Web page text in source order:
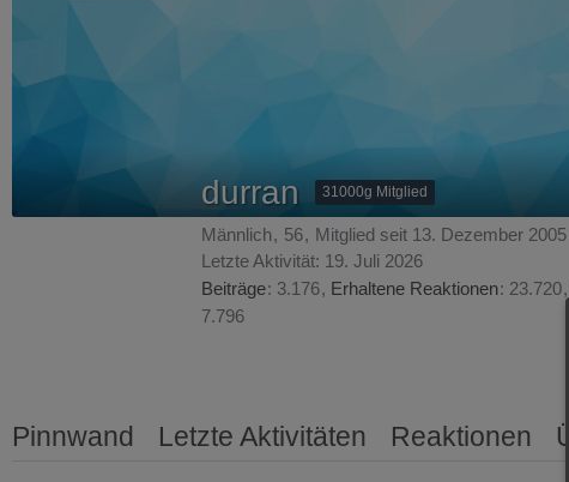
durran 31000g Mitglied
Männlich 56
Mitglied seit 13. Dezember 2005
Letzte Aktivität: 19. Juli 2026
Beiträge 3.176 Erhaltene Reaktionen 23.720
7.796
Pinnwand Letzte Aktivitäten Reaktionen